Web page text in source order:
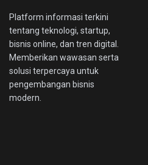
Platform informasi terkini
tentang teknologi, startup,
bisnis online, dan tren digital.
Memberikan wawasan serta
solusi terpercaya untuk
pengembangan bisnis
modern.